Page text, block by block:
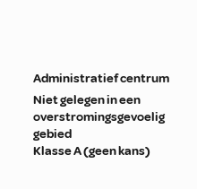
Administratief centrum
Niet gelegen in een
overstromingsgevoelig
gebied
Klasse A (geen kans)